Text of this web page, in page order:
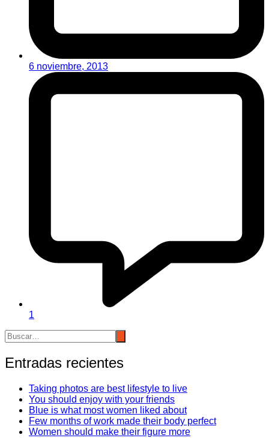
6 noviembre, 2013
1
Entradas recientes
Taking photos are best lifestyle to live
You should enjoy with your friends
Blue is what most women liked about
Few months of work made their body perfect
Women should make their figure more